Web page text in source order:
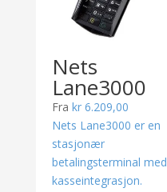
Nets
Lane3000
Fra kr6.209,00
Nets Lane3000 er en
stasjonær
betalingsterminal med
kasseintegrasjon.